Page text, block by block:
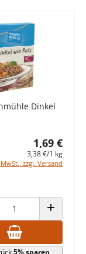
Dinkel
1,69 €
3,38 €/1 kg
zzgl. Versand
VERRINGERN ANZAHL
5% sparen